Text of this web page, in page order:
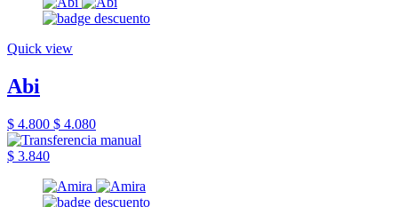
Quick view
Abi
$ 4.800 $ 4.080
$ 3.840